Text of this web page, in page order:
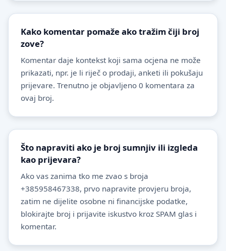
Kako komentar pomaže ako tražim čiji broj
zove?
Komentar daje kontekst koji sama ocjena ne može
prikazati, npr. je li riječ o prodaji, anketi ili pokušaju
prijevare. Trenutno je objavljeno 0 komentara za
ovaj broj.
Što napraviti ako je broj sumnjiv ili izgleda
kao prijevara?
Ako vas zanima tko me zvao s broja
+385958467338, prvo napravite provjeru broja,
zatim ne dijelite osobne ni financijske podatke,
blokirajte broj i prijavite iskustvo kroz SPAM glas i
komentar.